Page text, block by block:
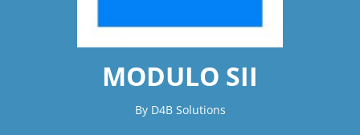
MODULO SII
By D4B Solutions